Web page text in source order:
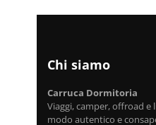
Chi siamo
Carruca Dormitoria
Viaggi, camper, offroad e
modo autentico e